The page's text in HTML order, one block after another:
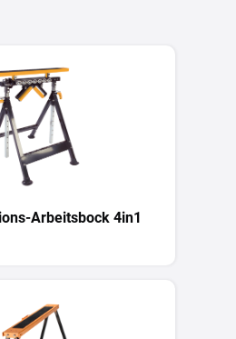
Arbeitsbock 4in1